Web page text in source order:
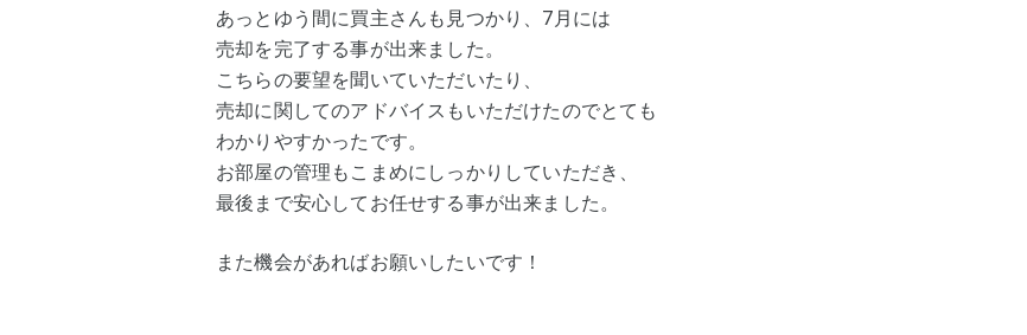
あっとゆう間に買主さんも見つかり、7月には
売却を完了する事が出来ました。
こちらの要望を聞いていただいたり、
売却に関してのアドバイスもいただけたのでとても
わかりやすかったです。
お部屋の管理もこまめにしっかりしていただき、
最後まで安心してお任せする事が出来ました。
また機会があればお願いしたいです！